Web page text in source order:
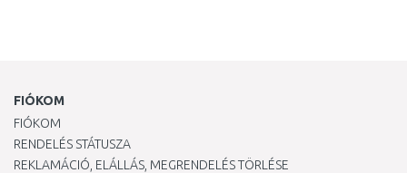
FIÓKOM
FIÓKOM
RENDELÉS STÁTUSZA
REKLAMÁCIÓ, ELÁLLÁS, MEGRENDELÉS TÖRLÉSE